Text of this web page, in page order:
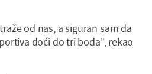
od nas, a siguran sam da
doći do tri boda", rekao